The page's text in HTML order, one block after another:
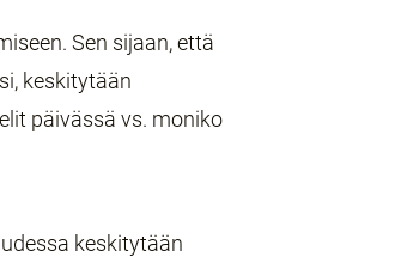
Sen sijaan, että
keskitytään
päivässä vs. moniko
keskitytään